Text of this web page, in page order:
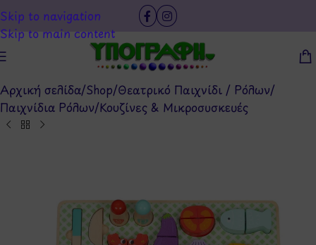
Skip to navigation
Skip to main content
Αρχική σελίδα/Shop/Θεατρικό Παιχνίδι / Ρόλων/
Παιχνίδια Ρόλων/Κουζίνες & Μικροσυσκευές